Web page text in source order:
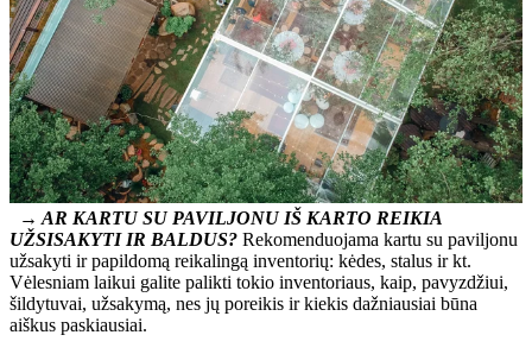
→ AR KARTU SU PAVILJONU IŠ KARTO REIKIA
UŽSISAKYTI IR BALDUS? Rekomenduojama kartu su paviljonu
užsakyti ir papildomą reikalingą inventorių: kėdes, stalus ir kt.
Vėlesniam laikui galite palikti tokio inventoriaus, kaip, pavyzdžiui,
šildytuvai, užsakymą, nes jų poreikis ir kiekis dažniausiai būna
aiškus paskiausiai.